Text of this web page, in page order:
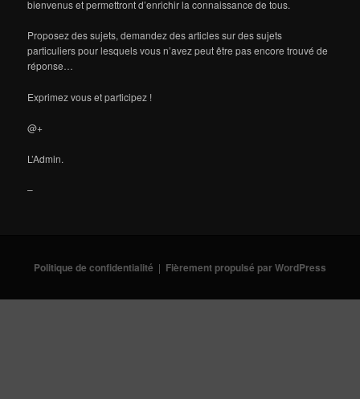
bienvenus et permettront d’enrichir la connaissance de tous.
Proposez des sujets, demandez des articles sur des sujets
particuliers pour lesquels vous n’avez peut être pas encore trouvé de
réponse…
Exprimez vous et participez !
@+
L’Admin.
–
Politique de confidentialité Fièrement propulsé par WordPress